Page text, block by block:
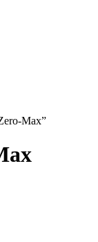
Max”